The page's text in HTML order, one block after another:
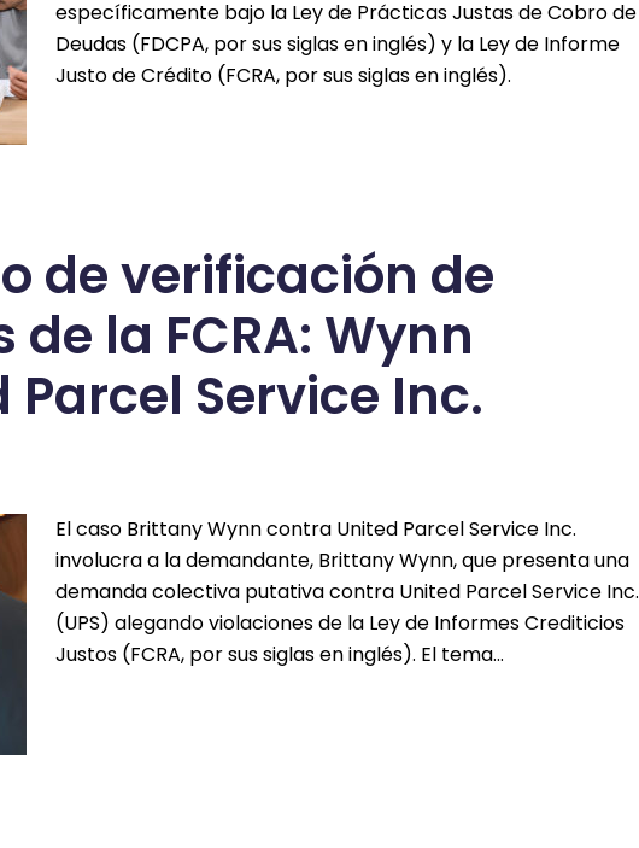
específicamente bajo la Ley de Prácticas Justas de Cobro de
Deudas (FDCPA, por sus siglas en inglés) y la Ley de Informe
Justo de Crédito (FCRA, por sus siglas en inglés).
de verificación de
la FCRA: Wynn
Service Inc.
El caso Brittany Wynn contra United Parcel Service Inc.
involucra a la demandante, Brittany Wynn, que presenta una
demanda colectiva putativa contra United Parcel Service Inc.
(UPS) alegando violaciones de la Ley de Informes Crediticios
Justos (FCRA, por sus siglas en inglés). El tema…